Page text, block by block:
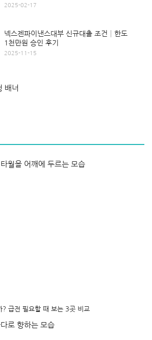
2025-02-17
넥스젠파이낸스대부 신규대출 조건│한도
1천만원 승인 후기
2025-11-15
? 급전 필요할 때 보는 3곳 비교